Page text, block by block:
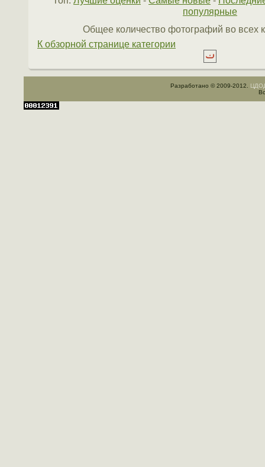
популярные
Общее количество фотографий во всех
К обзорной странице категории
Разработано © 2009-2012.